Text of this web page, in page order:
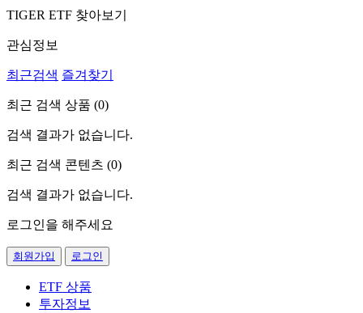
TIGER ETF 찾아보기
관심정보
최근검색 즐겨찾기
최근 검색 상품 (0)
검색 결과가 없습니다.
최근 검색 콘텐츠 (0)
검색 결과가 없습니다.
로그인을 해주세요
회원가입 로그인
ETF 상품
투자정보